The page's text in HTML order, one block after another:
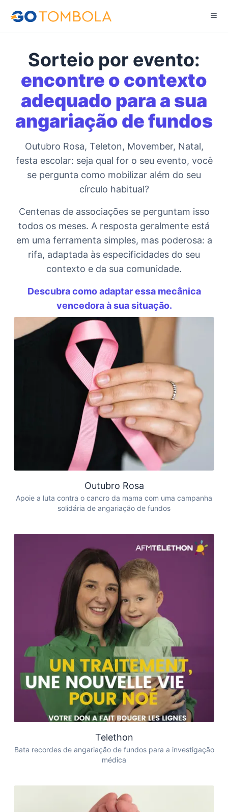
Sorteio por evento:
encontre o contexto
adequado para a sua
angariação de fundos
Outubro Rosa, Teleton, Movember, Natal,
festa escolar: seja qual for o seu evento, você
se pergunta como mobilizar além do seu
círculo habitual?
Centenas de associações se perguntam isso
todos os meses. A resposta geralmente está
em uma ferramenta simples, mas poderosa: a
rifa, adaptada às especificidades do seu
contexto e da sua comunidade.
Descubra como adaptar essa mecânica
vencedora à sua situação.
Outubro Rosa
Apoie a luta contra o cancro da mama com uma campanha
solidária de angariação de fundos
Telethon
Bata recordes de angariação de fundos para a investigação
médica